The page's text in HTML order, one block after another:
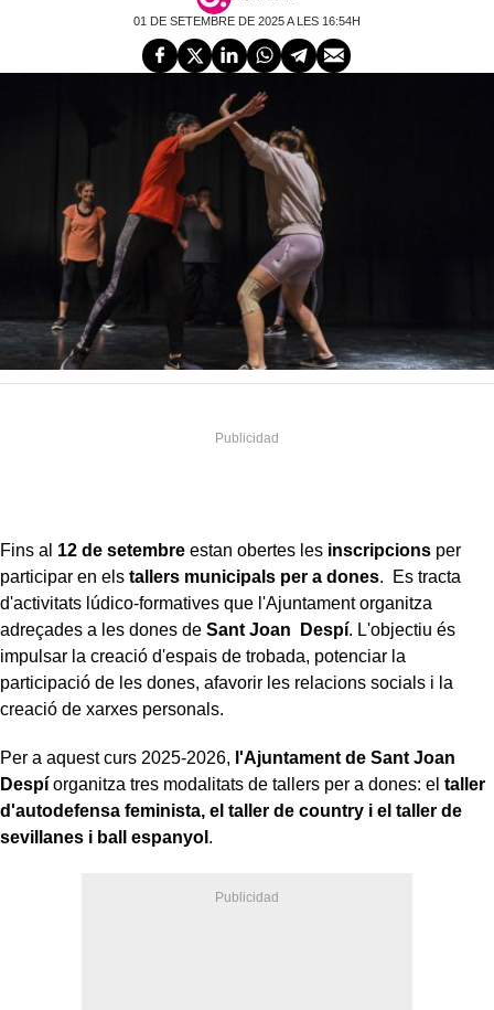
01 DE SETEMBRE DE 2025 A LES 16:54H
Fins al 12 de setembre estan obertes les inscripcions per
participar en els tallers municipals per a dones. Es tracta
d'activitats lúdico-formatives que l'Ajuntament organitza
adreçades a les dones de Sant Joan Despí. L'objectiu és
impulsar la creació d'espais de trobada, potenciar la
participació de les dones, afavorir les relacions socials i la
creació de xarxes personals.
Per a aquest curs 2025-2026, l'Ajuntament de Sant Joan
Despí organitza tres modalitats de tallers per a dones: el taller
d'autodefensa feminista, el taller de country i el taller de
sevillanes i ball espanyol .